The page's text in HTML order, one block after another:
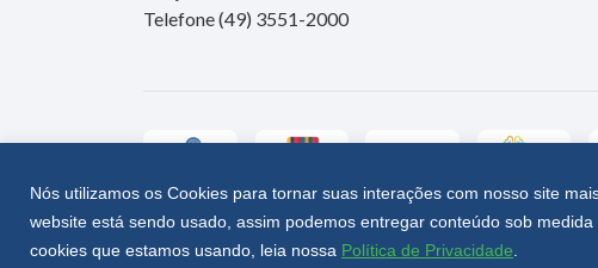
Nós utilizamos os Cookies para tornar suas interações com nosso site
website está sendo usado, assim podemos entregar conteúdo sob
cookies que estamos usando, leia nossa Política de Privacidade
Telefone (49) 3551-2000
Unoesc © 2026 - Todos os direitos reservados